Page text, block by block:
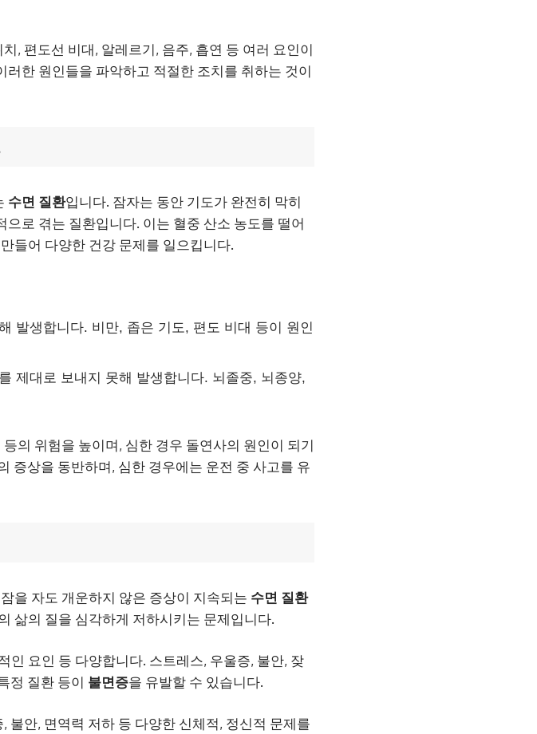
, 편도선 비대, 알레르기, 음주, 흡연 등 여러 요인이
러한 원인들을 파악하고 적절한 조치를 취하는 것이
수면 질환입니다. 잠자는 동안 기도가 완전히 막히
로 겪는 질환입니다. 이는 혈중 산소 농도를 떨어
들어 다양한 건강 문제를 일으킵니다.
발생합니다. 비만, 좁은 기도, 편도 비대 등이 원인
제대로 보내지 못해 발생합니다. 뇌졸중, 뇌종양,
의 위험을 높이며, 심한 경우 돌연사의 원인이 되기
증상을 동반하며, 심한 경우에는 운전 중 사고를 유
을 자도 개운하지 않은 증상이 지속되는 수면 질환
삶의 질을 심각하게 저하시키는 문제입니다.
인 요인 등 다양합니다. 스트레스, 우울증, 불안, 잦
정 질환 등이 불면증을 유발할 수 있습니다.
불안, 면역력 저하 등 다양한 신체적, 정신적 문제를